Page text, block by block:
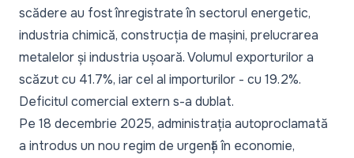
scădere au fost înregistrate în sectorul energetic,
industria chimică, construcția de mașini, prelucrarea
metalelor și industria ușoară. Volumul exporturilor a
scăzut cu 41.7%, iar cel al importurilor - cu 19.2%.
Deficitul comercial extern s-a dublat.
Pe 18 decembrie 2025, administrația autoproclamată
a introdus un nou regim de urgență în economie,